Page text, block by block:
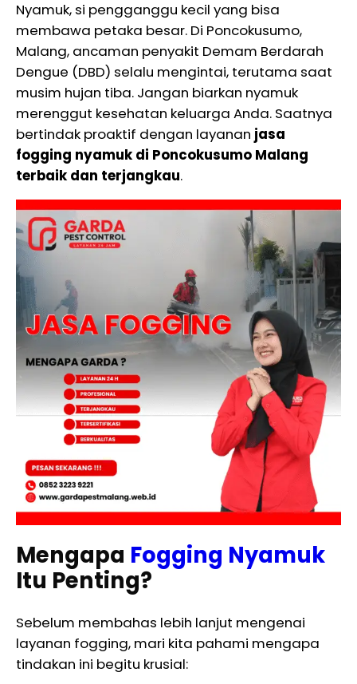
Nyamuk, si pengganggu kecil yang bisa
membawa petaka besar. Di Poncokusumo,
Malang, ancaman penyakit Demam Berdarah
Dengue (DBD) selalu mengintai, terutama saat
musim hujan tiba. Jangan biarkan nyamuk
merenggut kesehatan keluarga Anda. Saatnya
bertindak proaktif dengan layanan jasa
fogging nyamuk di Poncokusumo Malang
terbaik dan terjangkau.
Mengapa Fogging Nyamuk
Itu Penting?
Sebelum membahas lebih lanjut mengenai
layanan fogging, mari kita pahami mengapa
tindakan ini begitu krusial: